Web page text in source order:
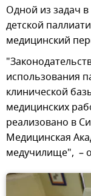
Одной из задач
детской
медицинский
использования
клинической
медицинских
реализовано в
Медицинская
медучилище", –